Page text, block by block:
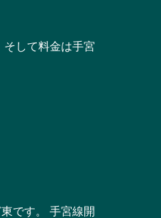
して料金は手宮
です。 手宮線開